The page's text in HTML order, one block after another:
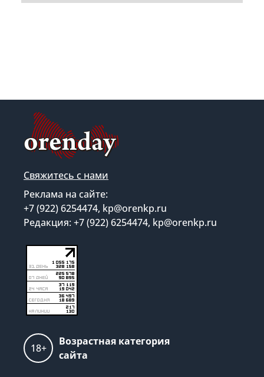
Свяжитесь с нами
Реклама на сайте:
+7 (922) 6254474, kp@orenkp.ru
Редакция: +7 (922) 6254474, kp@orenkp.ru
18+
Возрастная категория
сайта